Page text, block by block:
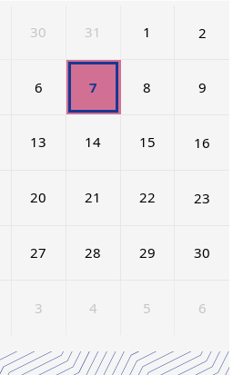
30 31 1 2
6 7 8 9
13 14 15 16
20 21 22 23
27 28 29 30
3 4 5 6